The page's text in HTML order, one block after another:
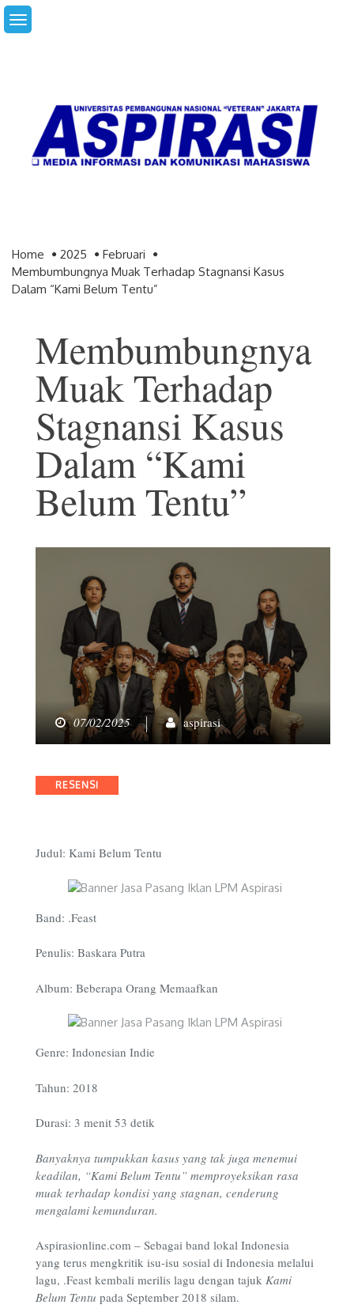
Skip
to
Home 2025
Februari
Membumbungnya Muak Terhadap Stagnansi Kasus
Dalam “Kami Belum Tentu”
Membumbungnya
Muak Terhadap
Stagnansi Kasus
Dalam “Kami
Belum Tentu”
07/02/2025 aspirasi
Categories
RESENSI
Judul: Kami Belum Tentu
Band: .Feast
Penulis: Baskara Putra
Album: Beberapa Orang Memaafkan
Genre: Indonesian Indie
Tahun: 2018
Durasi: 3 menit 53 detik
Banyaknya tumpukkan kasus yang tak juga menemui
keadilan, “Kami Belum Tentu” memproyeksikan rasa
muak terhadap kondisi yang stagnan, cenderung
mengalami kemunduran.
Aspirasionline.com – Sebagai band lokal Indonesia
yang terus mengkritik isu-isu sosial di Indonesia melalui
lagu, .Feast kembali merilis lagu dengan tajuk Kami
Belum Tentu pada September 2018 silam.